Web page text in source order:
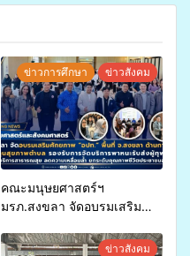
ข่าวการศึกษา ข่าวสังคม
คณะมนุษยศาสตร์ฯ
มรภ.สงขลา จัดอบรมเสริม
จ่ายงบกองทุนสุขภาพตำบล
ข่าวสังคม